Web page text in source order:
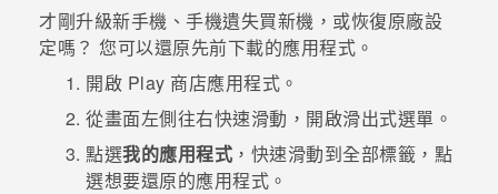
才剛升級新手機、手機遺失買新機，或恢復原廠設
定嗎？ 您可以還原先前下載的應用程式。
開啟 Play 商店應用程式。
從畫面左側往右快速滑動，開啟滑出式選單。
點選我的應用程式 ，快速滑動到全部標籤，點
選想要還原的應用程式。